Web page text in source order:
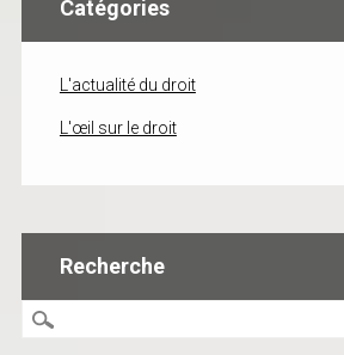
Catégories
L'actualité du droit
L'œil sur le droit
Recherche